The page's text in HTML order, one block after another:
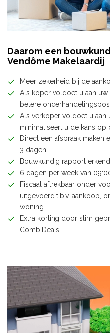
Daarom een
Vendôme Makelaardij
Meer zekerheid bij de
Als koper voldoet u aan
betere
Als verkoper voldoet u aan
minimaliseert u de kans op
Direct een afspraak maken
3 dagen
Bouwkundig rapport
6 dagen per week van
Fiscaal aftrekbaar onder
uitgevoerd t.b.v. aankoop,
woning
Extra korting door slim
CombiDeals